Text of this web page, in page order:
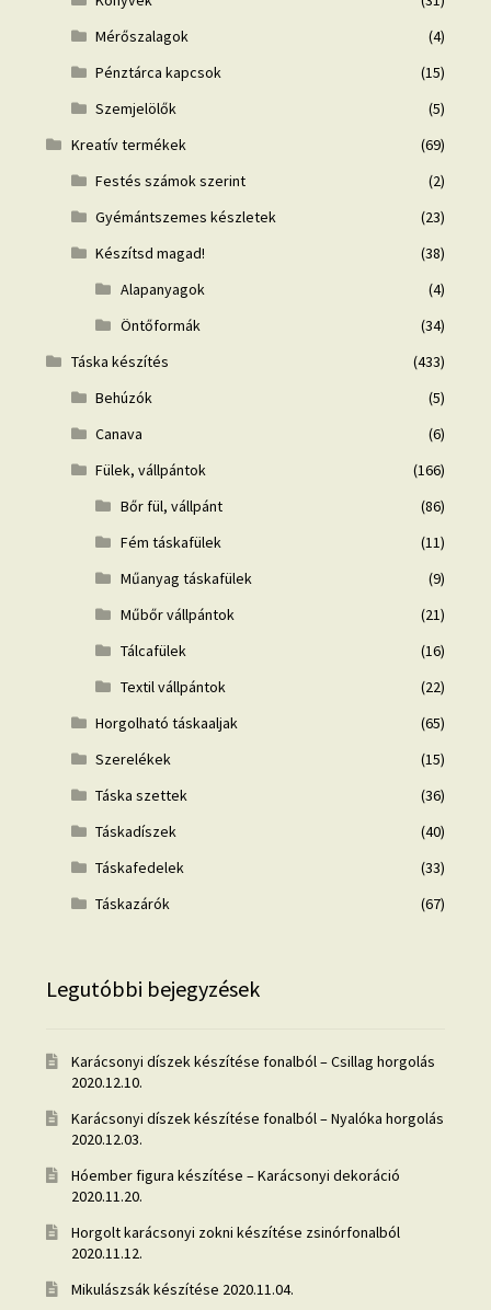
Mérőszalagok
(4)
Pénztárca kapcsok
(15)
Szemjelölők
(5)
Kreatív termékek
(69)
Festés számok szerint
(2)
Gyémántszemes készletek
(23)
Készítsd magad!
(38)
Alapanyagok
(4)
Öntőformák
(34)
Táska készítés
(433)
Behúzók
(5)
Canava
(6)
Fülek, vállpántok
(166)
Bőr fül, vállpánt
(86)
Fém táskafülek
(11)
Műanyag táskafülek
(9)
Műbőr vállpántok
(21)
Tálcafülek
(16)
Textil vállpántok
(22)
Horgolható táskaaljak
(65)
Szerelékek
(15)
Táska szettek
(36)
Táskadíszek
(40)
Táskafedelek
(33)
Táskazárók
(67)
Legutóbbi bejegyzések
Karácsonyi díszek készítése fonalból – Csillag horgolás
2020.12.10.
Karácsonyi díszek készítése fonalból – Nyalóka horgolás
2020.12.03.
Hóember figura készítése – Karácsonyi dekoráció
2020.11.20.
Horgolt karácsonyi zokni készítése zsinórfonalból
2020.11.12.
Mikulászsák készítése 2020.11.04.